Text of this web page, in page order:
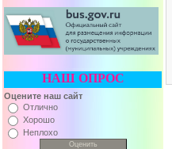
НАШ ОПРОС
Оцените наш сайт
Отлично
Хорошо
Неплохо